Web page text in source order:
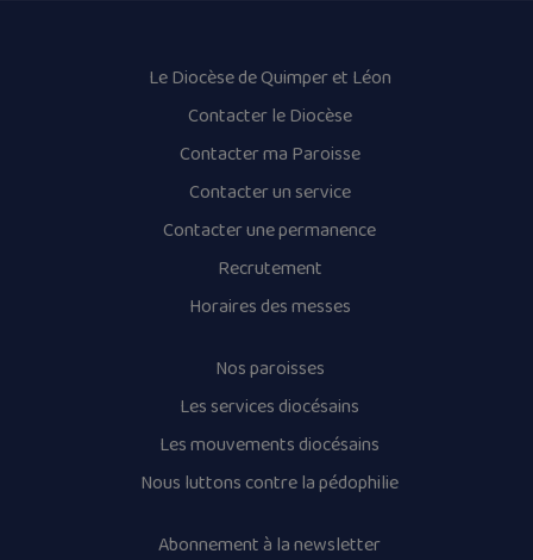
Le Diocèse de Quimper et Léon
Contacter le Diocèse
Contacter ma Paroisse
Contacter un service
Contacter une permanence
Recrutement
Horaires des messes
Nos paroisses
Les services diocésains
Les mouvements diocésains
Nous luttons contre la pédophilie
Abonnement à la newsletter